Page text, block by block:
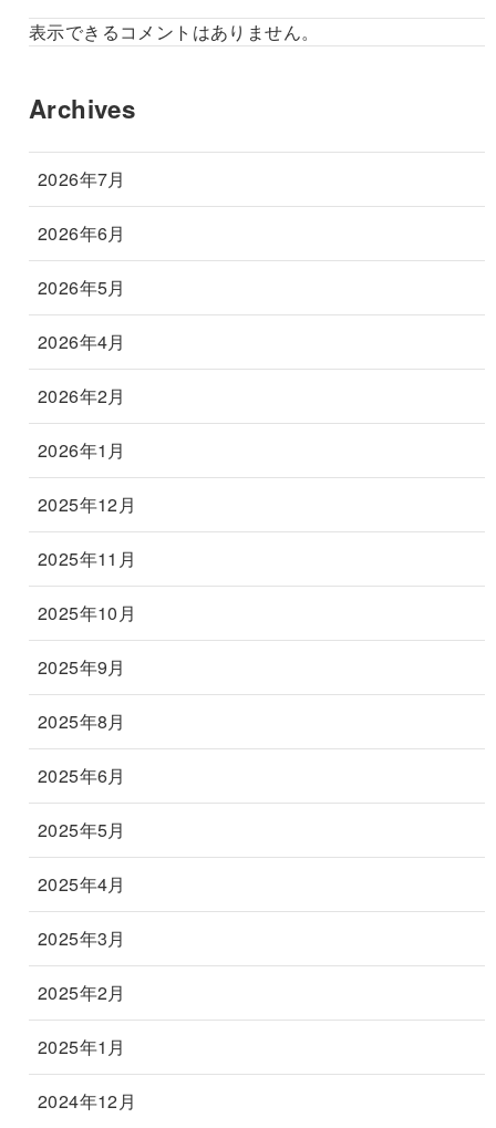
表示できるコメントはありません。
Archives
2026年7月
2026年6月
2026年5月
2026年4月
2026年2月
2026年1月
2025年12月
2025年11月
2025年10月
2025年9月
2025年8月
2025年6月
2025年5月
2025年4月
2025年3月
2025年2月
2025年1月
2024年12月